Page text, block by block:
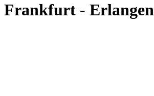
Frankfurt - Erlangen